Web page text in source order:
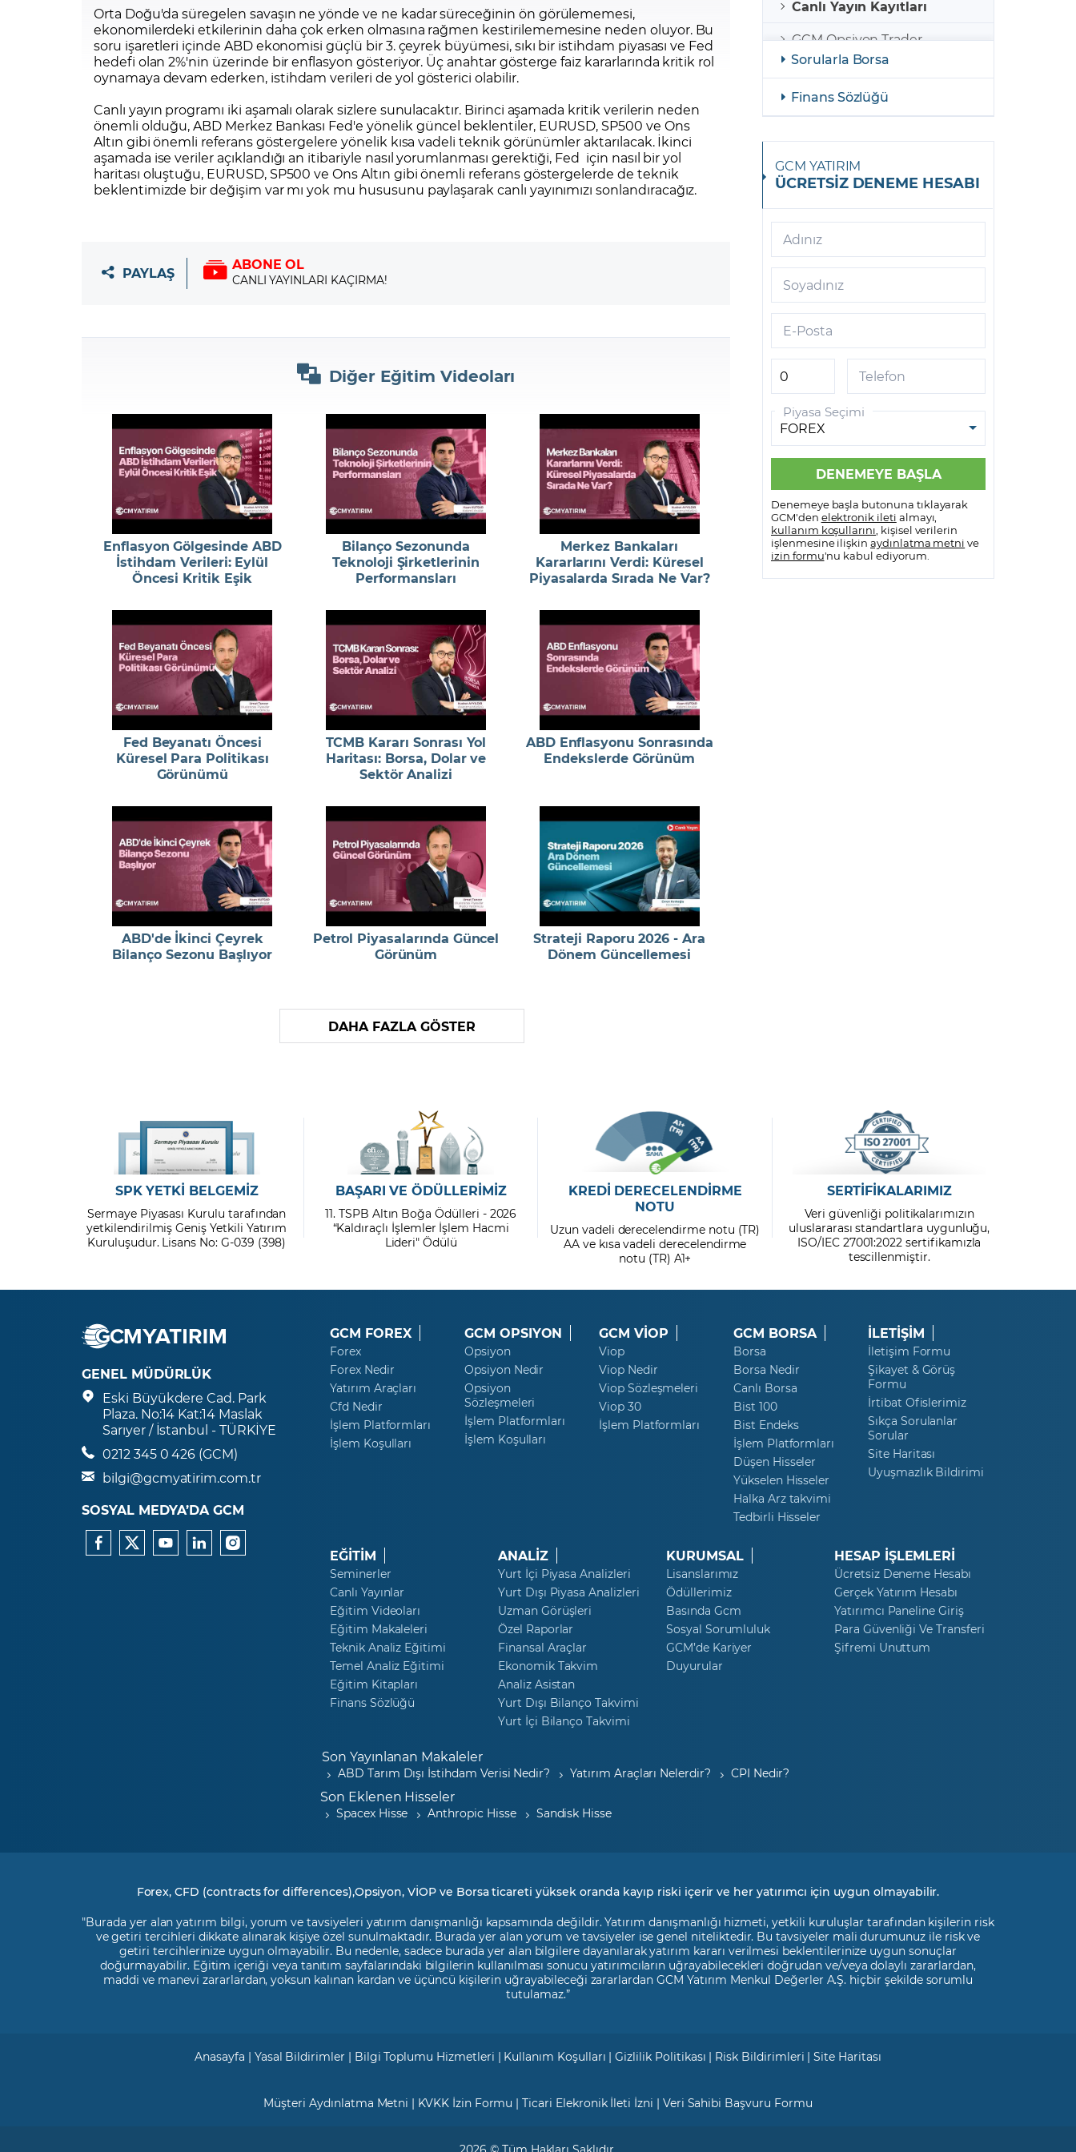
Orta Doğu'da süregelen savaşın ne yönde ve ne kadar süreceğinin ön görülememesi,
ekonomilerdeki etkilerinin daha çok erken olmasına rağmen kestirilememesine neden oluyor. Bu
soru işaretleri içinde ABD ekonomisi güçlü bir 3. çeyrek büyümesi, sıkı bir istihdam piyasası ve Fed
hedefi olan 2%'nin üzerinde bir enflasyon gösteriyor. Üç anahtar gösterge faiz kararlarında kritik rol
oynamaya devam ederken, istihdam verileri de yol gösterici olabilir.
Canlı yayın programı iki aşamalı olarak sizlere sunulacaktır. Birinci aşamada kritik verilerin neden
önemli olduğu, ABD Merkez Bankası Fed'e yönelik güncel beklentiler, EURUSD, SP500 ve Ons
Altın gibi önemli referans göstergelere yönelik kısa vadeli teknik görünümler aktarılacak. İkinci
aşamada ise veriler açıklandığı an itibariyle nasıl yorumlanması gerektiği, Fed için nasıl bir yol
haritası oluştuğu, EURUSD, SP500 ve Ons Altın gibi önemli referans göstergelerde de teknik
beklentimizde bir değişim var mı yok mu hususunu paylaşarak canlı yayınımızı sonlandıracağız.
PAYLAŞ
ABONE OL
CANLI YAYINLARI KAÇIRMA!
Diğer Eğitim Videoları
Enflasyon Gölgesinde ABD
İstihdam Verileri: Eylül
Öncesi Kritik Eşik
Bilanço Sezonunda
Teknoloji Şirketlerinin
Performansları
Merkez Bankaları
Kararlarını Verdi: Küresel
Piyasalarda Sırada Ne Var?
Fed Beyanatı Öncesi
Küresel Para Politikası
Görünümü
TCMB Kararı Sonrası Yol
Haritası: Borsa, Dolar ve
Sektör Analizi
ABD Enflasyonu Sonrasında
Endekslerde Görünüm
ABD'de İkinci Çeyrek
Bilanço Sezonu Başlıyor
Petrol Piyasalarında Güncel
Görünüm
Strateji Raporu 2026 - Ara
Dönem Güncellemesi
DAHA FAZLA GÖSTER
Canlı Yayın Kayıtları
GCM Opsiyon Trader
GCM Opsiyon Meta Trader 5
Android
GCM Borsa Trader Mobil
GCM Opsiyon Meta Trader 5
iOS
GCM Trader
GCM Meta Trader4
GCM Trader Mobile
GCM VİOP Meta Trader 5
Android
GCM VİOP Meta Trader 5 IOS
Sorularla Borsa
Finans Sözlüğü
GCM YATIRIM
ÜCRETSİZ DENEME HESABI
Adınız
Soyadınız
E-Posta
Telefon
Piyasa Seçimi
Denemeye başla butonuna tıklayarak
GCM'den elektronik ileti almayı,
kullanım koşullarını , kişisel verilerin
işlenmesine ilişkin aydınlatma metni ve
izin formu'nu kabul ediyorum.
SPK YETKİ BELGEMİZ
Sermaye Piyasası Kurulu tarafından
yetkilendirilmiş Geniş Yetkili Yatırım
Kuruluşudur. Lisans No: G-039 (398)
BAŞARI VE ÖDÜLLERİMİZ
11. TSPB Altın Boğa Ödülleri - 2026
“Kaldıraçlı İşlemler İşlem Hacmi
Lideri" Ödülü
KREDİ DERECELENDİRME
NOTU
Uzun vadeli derecelendirme notu (TR)
AA ve kısa vadeli derecelendirme
notu (TR) A1+
SERTİFİKALARIMIZ
Veri güvenliği politikalarımızın
uluslararası standartlara uygunluğu,
ISO/IEC 27001:2022 sertifikamızla
tescillenmiştir.
GENEL MÜDÜRLÜK
Eski Büyükdere Cad. Park
Plaza. No:14 Kat:14 Maslak
Sarıyer / İstanbul - TÜRKİYE
0212 345 0 426 (GCM)
bilgi@gcmyatirim.com.tr
SOSYAL MEDYA’DA GCM
GCM FOREX
Forex
Forex Nedir
Yatırım Araçları
Cfd Nedir
İşlem Platformları
İşlem Koşulları
GCM OPSIYON
Opsiyon
Opsiyon Nedir
Opsiyon
Sözleşmeleri
İşlem Platformları
İşlem Koşulları
GCM VİOP
Viop
Viop Nedir
Viop Sözleşmeleri
Viop 30
İşlem Platformları
GCM BORSA
Borsa
Borsa Nedir
Canlı Borsa
Bist 100
Bist Endeks
İşlem Platformları
Düşen Hisseler
Yükselen Hisseler
Halka Arz takvimi
Tedbirli Hisseler
İLETİŞİM
İletişim Formu
Şikayet & Görüş
Formu
İrtibat Ofislerimiz
Sıkça Sorulanlar
Sorular
Site Haritası
Uyuşmazlık Bildirimi
EĞİTİM
Seminerler
Canlı Yayınlar
Eğitim Videoları
Eğitim Makaleleri
Teknik Analiz Eğitimi
Temel Analiz Eğitimi
Eğitim Kitapları
Finans Sözlüğü
ANALİZ
Yurt İçi Piyasa Analizleri
Yurt Dışı Piyasa Analizleri
Uzman Görüşleri
Özel Raporlar
Finansal Araçlar
Ekonomik Takvim
Analiz Asistan
Yurt Dışı Bilanço Takvimi
Yurt İçi Bilanço Takvimi
KURUMSAL
Lisanslarımız
Ödüllerimiz
Basında Gcm
Sosyal Sorumluluk
GCM’de Kariyer
Duyurular
HESAP İŞLEMLERİ
Ücretsiz Deneme Hesabı
Gerçek Yatırım Hesabı
Yatırımcı Paneline Giriş
Para Güvenliği Ve Transferi
Şifremi Unuttum
Son Yayınlanan Makaleler
ABD Tarım Dışı İstihdam Verisi Nedir? Yatırım Araçları Nelerdir? CPI Nedir?
Son Eklenen Hisseler
Spacex Hisse Anthropic Hisse Sandisk Hisse
Forex, CFD (contracts for differences),Opsiyon, VİOP ve Borsa ticareti yüksek oranda kayıp riski içerir ve her yatırımcı için uygun olmayabilir.
"Burada yer alan yatırım bilgi, yorum ve tavsiyeleri yatırım danışmanlığı kapsamında değildir. Yatırım danışmanlığı hizmeti, yetkili kuruluşlar tarafından kişilerin risk
ve getiri tercihleri dikkate alınarak kişiye özel sunulmaktadır. Burada yer alan yorum ve tavsiyeler ise genel niteliktedir. Bu tavsiyeler mali durumunuz ile risk ve
getiri tercihlerinize uygun olmayabilir. Bu nedenle, sadece burada yer alan bilgilere dayanılarak yatırım kararı verilmesi beklentilerinize uygun sonuçlar
doğurmayabilir. Eğitim içeriği veya tanıtım sayfalarındaki bilgilerin kullanılması sonucu yatırımcıların uğrayabilecekleri doğrudan ve/veya dolaylı zararlardan,
maddi ve manevi zararlardan, yoksun kalınan kardan ve üçüncü kişilerin uğrayabileceği zararlardan GCM Yatırım Menkul Değerler A.Ş. hiçbir şekilde sorumlu
tutulamaz.”
Anasayfa | Yasal Bildirimler | Bilgi Toplumu Hizmetleri | Kullanım Koşulları |Gizlilik Politikası | Risk Bildirimleri |Site Haritası
Müşteri Aydınlatma Metni | KVKK İzin Formu |Ticari Elekronik İleti İzni | Veri Sahibi Başvuru Formu
2026 © Tüm Hakları Saklıdır.